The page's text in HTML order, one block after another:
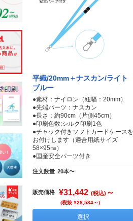
平織/20mm＋ナスカン/ライト
ブルー
●素材：ナイロン（紐幅：20mm）
●先端パーツ：ナスカン
●長さ：約90cm（片側45cm）
●印刷色数:シルク印刷1色
●チャック付きソフトカードケースを
お付けします（適合用紙サイズ
58×95㎜）
●国産安全パーツ付き
注文数量 20本〜
販売価格 ¥31,442 (税込) ～
(税抜 ¥28,584～)
選択